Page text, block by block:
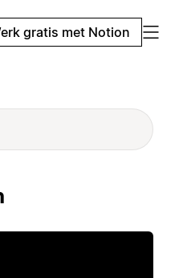
gratis met Notion